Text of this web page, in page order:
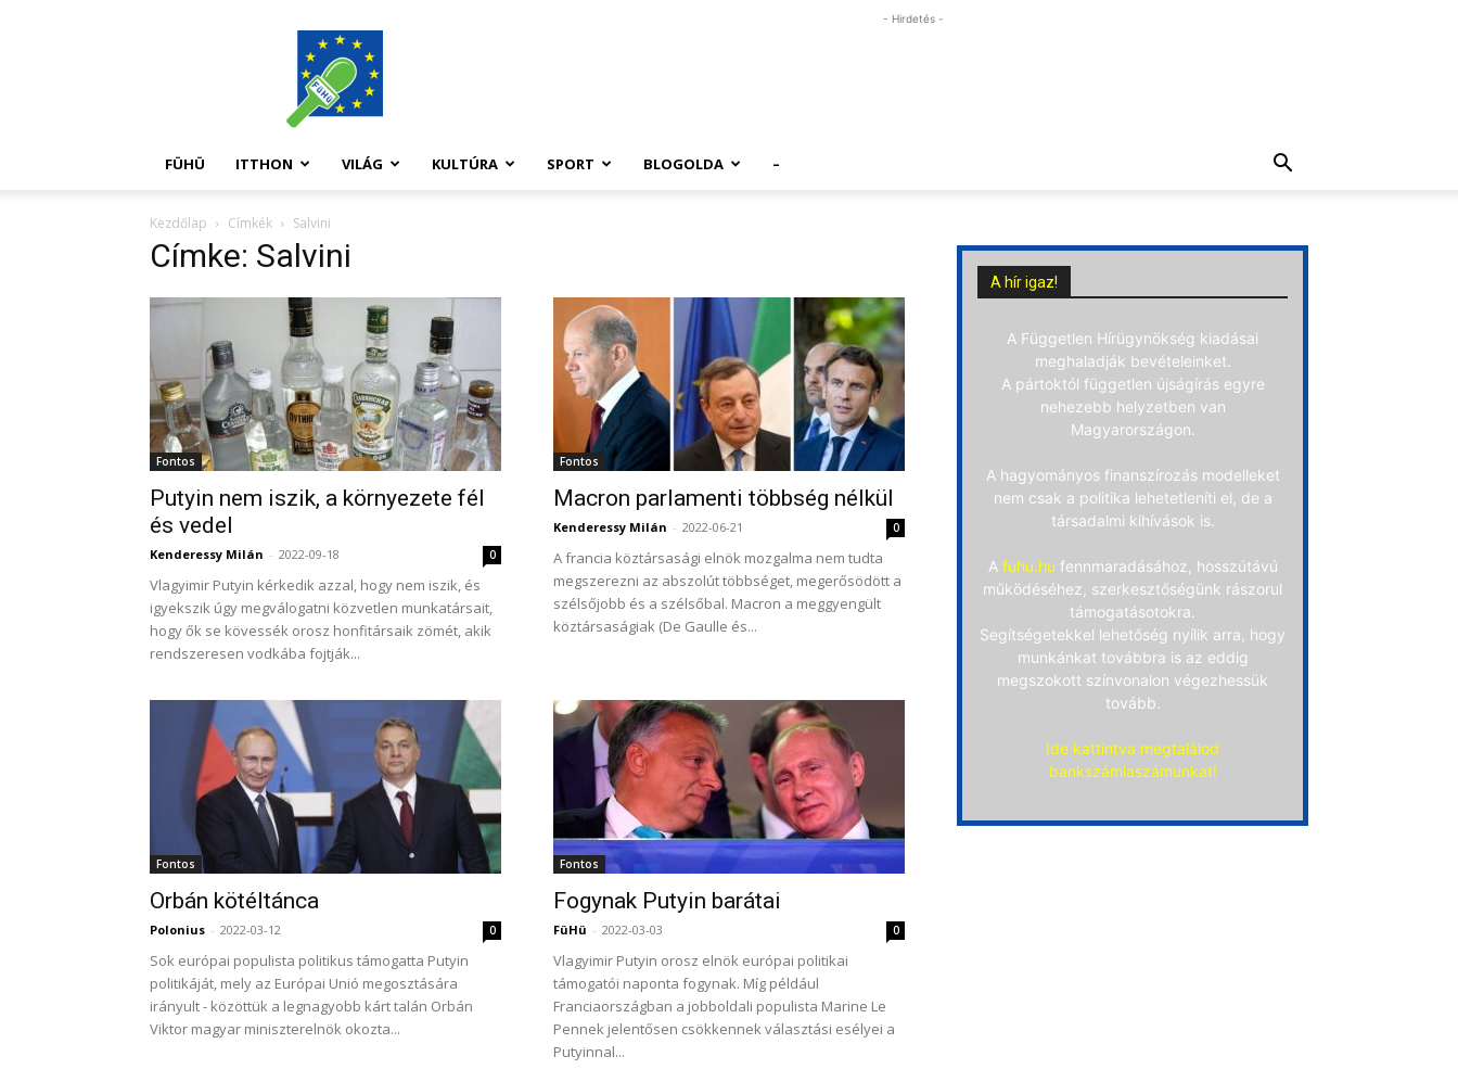
FüHü
- Hirdetés -
FÜHÜ ITTHON VILÁG KULTÚRA SPORT BLOGOLDA –
Kezdőlap Címkék Salvini
Címke: Salvini
Fontos
Putyin nem iszik, a környezete fél
és vedel
Kenderessy Milán - 2022-09-18 0
Vlagyimir Putyin kérkedik azzal, hogy nem iszik, és
igyekszik úgy megválogatni közvetlen munkatársait,
hogy ők se kövessék orosz honfitársaik zömét, akik
rendszeresen vodkába fojtják...
Fontos
Macron parlamenti többség nélkül
Kenderessy Milán - 2022-06-21 0
A francia köztársasági elnök mozgalma nem tudta
megszerezni az abszolút többséget, megerősödött a
szélsőjobb és a szélsőbal. Macron a meggyengült
köztársaságiak (De Gaulle és...
Fontos
Orbán kötéltánca
Polonius - 2022-03-12 0
Sok európai populista politikus támogatta Putyin
politikáját, mely az Európai Unió megosztására
irányult - közöttük a legnagyobb kárt talán Orbán
Viktor magyar miniszterelnök okozta...
Fontos
Fogynak Putyin barátai
FüHü - 2022-03-03 0
Vlagyimir Putyin orosz elnök európai politikai
támogatói naponta fogynak. Míg például
Franciaországban a jobboldali populista Marine Le
Pennek jelentősen csökkennek választási esélyei a
Putyinnal...
A hír igaz!
A Független Hírügynökség kiadásai
meghaladják bevételeinket.
A pártoktól független újságírás egyre
nehezebb helyzetben van
Magyarországon.
A hagyományos finanszírozás modelleket
nem csak a politika lehetetleníti el, de a
társadalmi kihívások is.
A fuhu.hu fennmaradásához, hosszútávú
működéséhez, szerkesztőségünk rászorul
támogatásotokra.
Segítségetekkel lehetőség nyílik arra, hogy
munkánkat továbbra is az eddig
megszokott színvonalon végezhessük
tovább.
Ide kattintva megtalálod
bankszámlaszámunkat!